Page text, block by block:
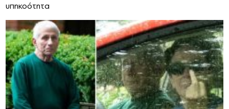
υπηκοότητα